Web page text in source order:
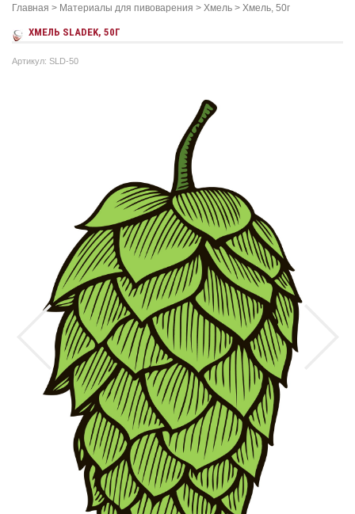
Главная > Материалы для пивоварения > Хмель > Хмель, 50г
ХМЕЛЬ SLADEK, 50Г
Артикул: SLD-50